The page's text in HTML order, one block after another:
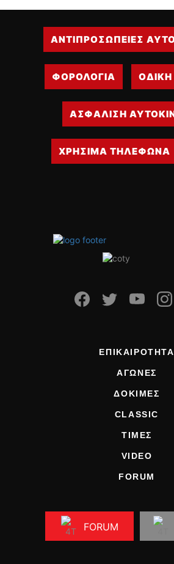
ΑΝΤΙΠΡΟΣΩΠΕΙΕΣ
ΦΟΡΟΛΟΓΙΑ
ΑΣΦΑΛΙΣΗ
ΧΡΗΣΙΜΑ ΤΗΛΕΦΩΝΑ
ΕΠΙΚΑΙΡΟΤΗΤΑ
ΑΓΩΝΕΣ
ΔΟΚΙΜΕΣ
CLASSIC
ΤΙΜΕΣ
VIDEO
FORUM
FORUM